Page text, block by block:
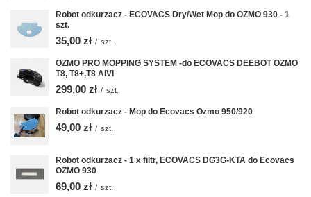
Robot odkurzacz - ECOVACS Dry/Wet Mop do OZMO 930 - 1
szt.
35,00 zł / szt.
OZMO PRO MOPPING SYSTEM -do ECOVACS DEEBOT OZMO
T8, T8+,T8 AIVI
299,00 zł / szt.
Robot odkurzacz - Mop do Ecovacs Ozmo 950/920
49,00 zł / szt.
Robot odkurzacz - 1 x filtr, ECOVACS DG3G-KTA do Ecovacs
OZMO 930
69,00 zł / szt.